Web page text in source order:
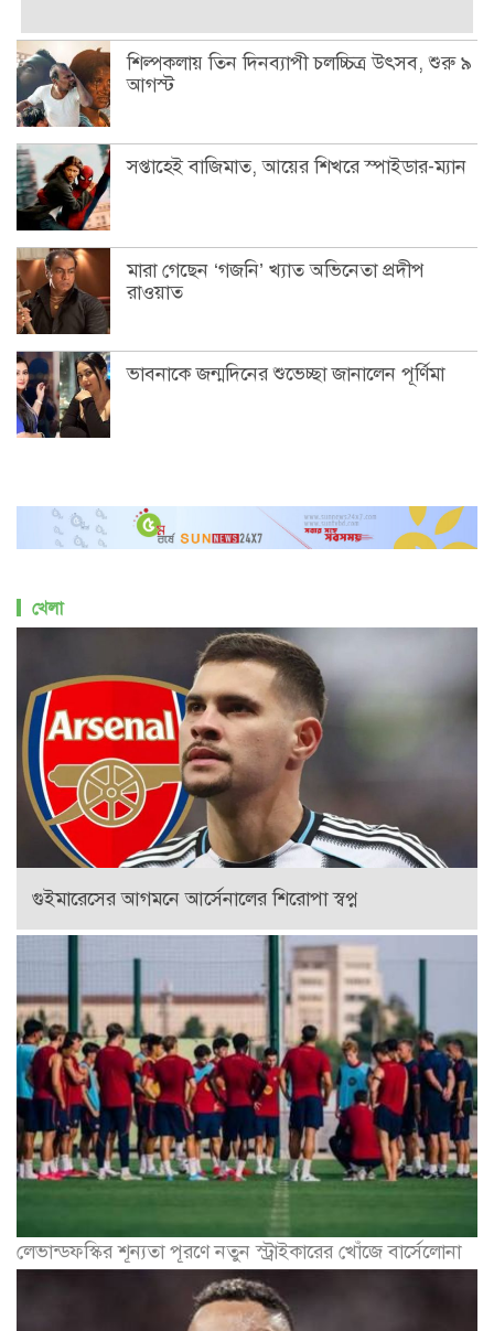
শিল্পকলায় তিন দিনব্যাপী চলচ্চিত্র উৎসব, শুরু ৯
আগস্ট
সপ্তাহেই বাজিমাত, আয়ের শিখরে স্পাইডার-ম্যান
মারা গেছেন ‘গজনি’ খ্যাত অভিনেতা প্রদীপ
রাওয়াত
ভাবনাকে জন্মদিনের শুভেচ্ছা জানালেন পূর্ণিমা
খেলা
গুইমারেসের আগমনে আর্সেনালের শিরোপা স্বপ্ন
লেভান্ডফস্কির শূন্যতা পূরণে নতুন স্ট্রাইকারের খোঁজে বার্সেলোনা